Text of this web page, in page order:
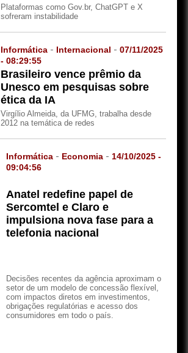
Plataformas como Gov.br, ChatGPT e X
sofreram instabilidade
Informática - Internacional -07/11/2025
- 08:29:55
Brasileiro vence prêmio da
Unesco em pesquisas sobre
ética da IA
Virgílio Almeida, da UFMG, trabalha desde
2012 na temática de redes
Informática - Economia - 14/10/2025 -
09:04:56
Anatel redefine papel de
Sercomtel e Claro e
impulsiona nova fase para a
telefonia nacional
Decisões recentes da agência aproximam o
setor de um modelo de concessão flexível,
com impactos diretos em investimentos,
obrigações regulatórias e acesso dos
consumidores em todo o país.